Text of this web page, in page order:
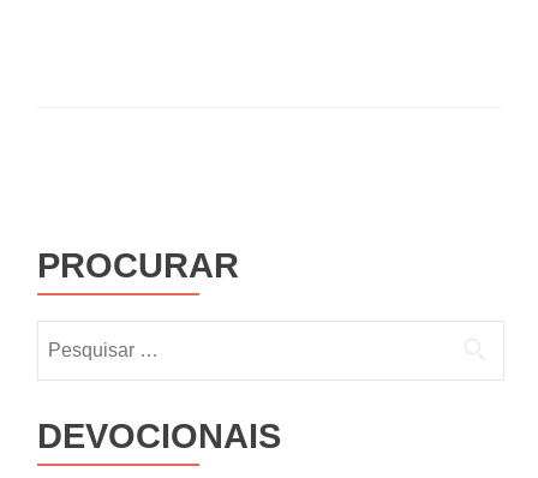
PROCURAR
DEVOCIONAIS